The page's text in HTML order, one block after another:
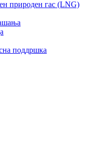
природен гас (LNG)
поддршка